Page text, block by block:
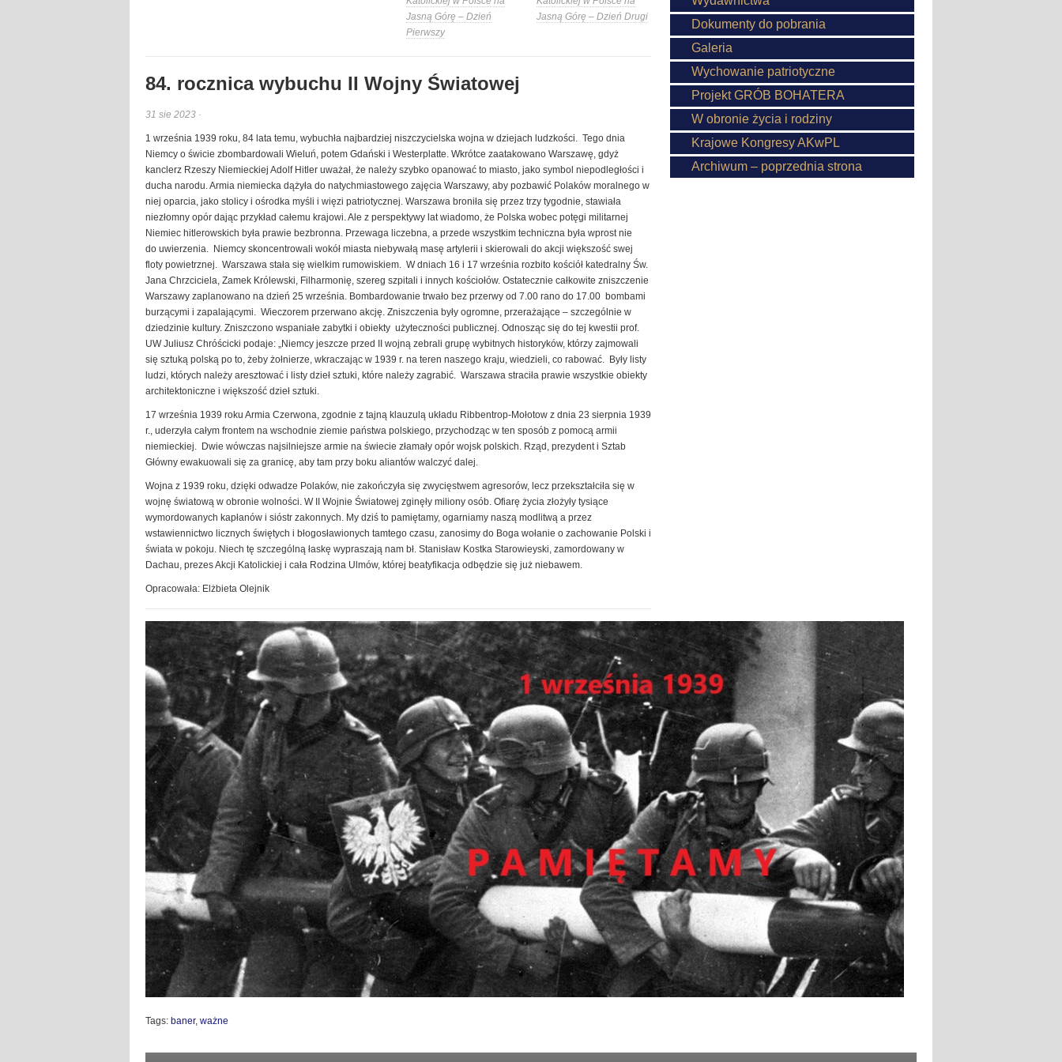
Jasną Górę – Dzień
Pierwszy
Jasną Górę – Dzień Drugi
84. rocznica wybuchu II Wojny Światowej
31 sie 2023 ·
1 września 1939 roku, 84 lata temu, wybuchła najbardziej niszczycielska wojna w dziejach ludzkości. Tego dnia
Niemcy o świcie zbombardowali Wieluń, potem Gdański i Westerplatte. Wkrótce zaatakowano Warszawę, gdyż
kanclerz Rzeszy Niemieckiej Adolf Hitler uważał, że należy szybko opanować to miasto, jako symbol niepodległości i
ducha narodu. Armia niemiecka dążyła do natychmiastowego zajęcia Warszawy, aby pozbawić Polaków moralnego w
niej oparcia, jako stolicy i ośrodka myśli i więzi patriotycznej. Warszawa broniła się przez trzy tygodnie, stawiała
niezłomny opór dając przykład całemu krajowi. Ale z perspektywy lat wiadomo, że Polska wobec potęgi militarnej
Niemiec hitlerowskich była prawie bezbronna. Przewaga liczebna, a przede wszystkim techniczna była wprost nie
do uwierzenia. Niemcy skoncentrowali wokół miasta niebywałą masę artylerii i skierowali do akcji większość swej
floty powietrznej. Warszawa stała się wielkim rumowiskiem. W dniach 16 i 17 września rozbito kościół katedralny Św.
Jana Chrzciciela, Zamek Królewski, Filharmonię, szereg szpitali i innych kościołów. Ostatecznie całkowite zniszczenie
Warszawy zaplanowano na dzień 25 września. Bombardowanie trwało bez przerwy od 7.00 rano do 17.00 bombami
burzącymi i zapalającymi. Wieczorem przerwano akcję. Zniszczenia były ogromne, przerażające – szczególnie w
dziedzinie kultury. Zniszczono wspaniałe zabytki i obiekty użyteczności publicznej. Odnosząc się do tej kwestii prof.
UW Juliusz Chróścicki podaje: „Niemcy jeszcze przed II wojną zebrali grupę wybitnych historyków, którzy zajmowali
się sztuką polską po to, żeby żołnierze, wkraczając w 1939 r. na teren naszego kraju, wiedzieli, co rabować. Były listy
ludzi, których należy aresztować i listy dzieł sztuki, które należy zagrabić. Warszawa straciła prawie wszystkie obiekty
architektoniczne i większość dzieł sztuki.
17 września 1939 roku Armia Czerwona, zgodnie z tajną klauzulą układu Ribbentrop-Mołotow z dnia 23 sierpnia 1939
r., uderzyła całym frontem na wschodnie ziemie państwa polskiego, przychodząc w ten sposób z pomocą armii
niemieckiej. Dwie wówczas najsilniejsze armie na świecie złamały opór wojsk polskich. Rząd, prezydent i Sztab
Główny ewakuowali się za granicę, aby tam przy boku aliantów walczyć dalej.
Wojna z 1939 roku, dzięki odwadze Polaków, nie zakończyła się zwycięstwem agresorów, lecz przekształciła się w
wojnę światową w obronie wolności. W II Wojnie Światowej zginęły miliony osób. Ofiarę życia złożyły tysiące
wymordowanych kapłanów i sióstr zakonnych. My dziś to pamiętamy, ogarniamy naszą modlitwą a przez
wstawiennictwo licznych świętych i błogosławionych tamtego czasu, zanosimy do Boga wołanie o zachowanie Polski i
świata w pokoju. Niech tę szczególną łaskę wypraszają nam bł. Stanisław Kostka Starowieyski, zamordowany w
Dachau, prezes Akcji Katolickiej i cała Rodzina Ulmów, której beatyfikacja odbędzie się już niebawem.
Opracowała: Elżbieta Olejnik
Tags: baner, ważne
Dokumenty do pobrania
Galeria
Wychowanie patriotyczne
Projekt GRÓB BOHATERA
W obronie życia i rodziny
Krajowe Kongresy AKwPL
Archiwum – poprzednia strona